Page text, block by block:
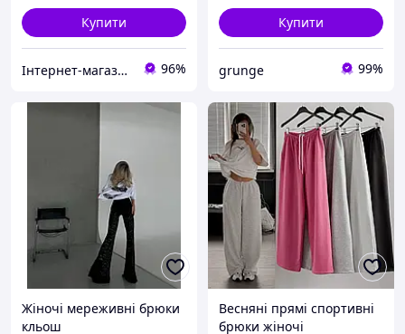
Купити
Інтернет-магазин одягу «Richie» 96%
Купити
grunge 99%
Жіночі мереживні брюки
кльош
Весняні прямі спортивні
брюки жіночі